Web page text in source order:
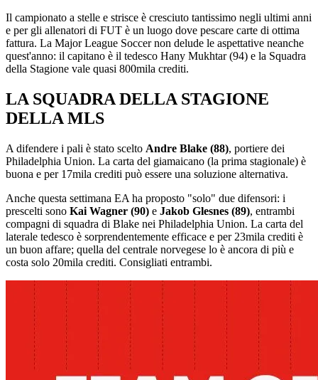
Il campionato a stelle e strisce è cresciuto tantissimo negli ultimi anni
e per gli allenatori di FUT è un luogo dove pescare carte di ottima
fattura. La Major League Soccer non delude le aspettative neanche
quest'anno: il capitano è il tedesco Hany Mukhtar (94) e la Squadra
della Stagione vale quasi 800mila crediti.
LA SQUADRA DELLA STAGIONE
DELLA MLS
A difendere i pali è stato scelto Andre Blake (88), portiere dei
Philadelphia Union. La carta del giamaicano (la prima stagionale) è
buona e per 17mila crediti può essere una soluzione alternativa.
Anche questa settimana EA ha proposto "solo" due difensori: i
prescelti sono Kai Wagner (90) e Jakob Glesnes (89), entrambi
compagni di squadra di Blake nei Philadelphia Union. La carta del
laterale tedesco è sorprendentemente efficace e per 23mila crediti è
un buon affare; quella del centrale norvegese lo è ancora di più e
costa solo 20mila crediti. Consigliati entrambi.